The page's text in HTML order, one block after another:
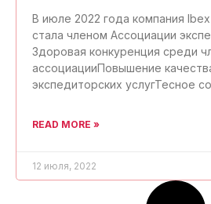
В июле 2022 года компания
стала членом Ассоциации
Здоровая конкуренция среди
ассоциацииПовышение
экспедиторских услугТесное
READ MORE »
12 июля, 2022